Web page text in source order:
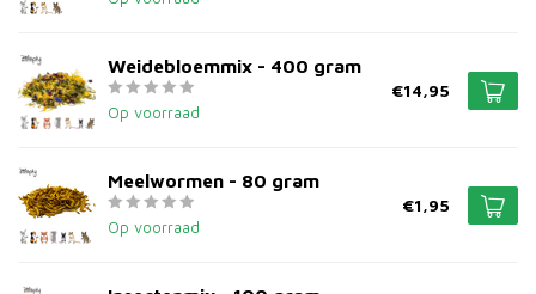
Weidebloemmix - 400 gram
Op voorraad
€14,95
Meelwormen - 80 gram
Op voorraad
€1,95